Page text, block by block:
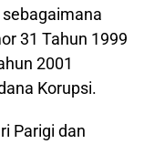
31 Tahun 1999
2001
Korupsi.
Parigi dan